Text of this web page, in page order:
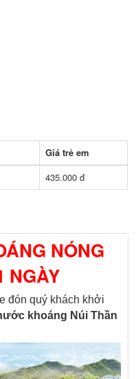
Giá trẻ em
435.000 đ
NÓNG
NGÀY
đón quý khách khởi
khoáng Núi Thần